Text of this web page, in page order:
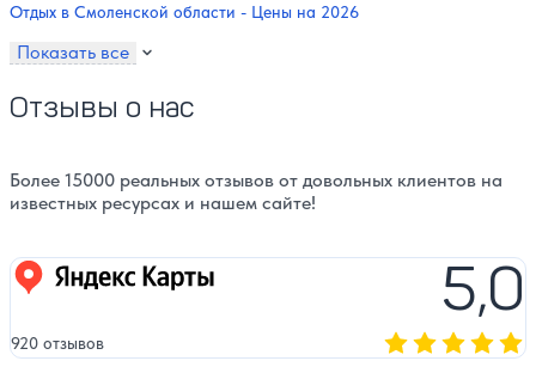
Отдых в Смоленской области - Цены на 2026
Показать все
Отзывы о нас
Более 15000 реальных отзывов от довольных клиентов на
известных ресурсах и нашем сайте!
Яндекс карты 5,0
920 отзывов